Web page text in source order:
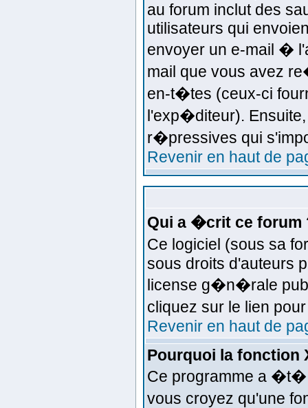
au forum inclut des
utilisateurs qui
envoyer un e-mail �
mail que vous avez
en-t�tes (ceux-ci
l'exp�diteur).
r�pressives qui
Revenir en haut de
Qui a �crit ce forum
Ce logiciel (sous sa
sous droits d'auteurs
license g�n�rale
cliquez sur le lien
Revenir en haut de
Pourquoi la fonction
Ce programme a �t�
vous croyez qu'une